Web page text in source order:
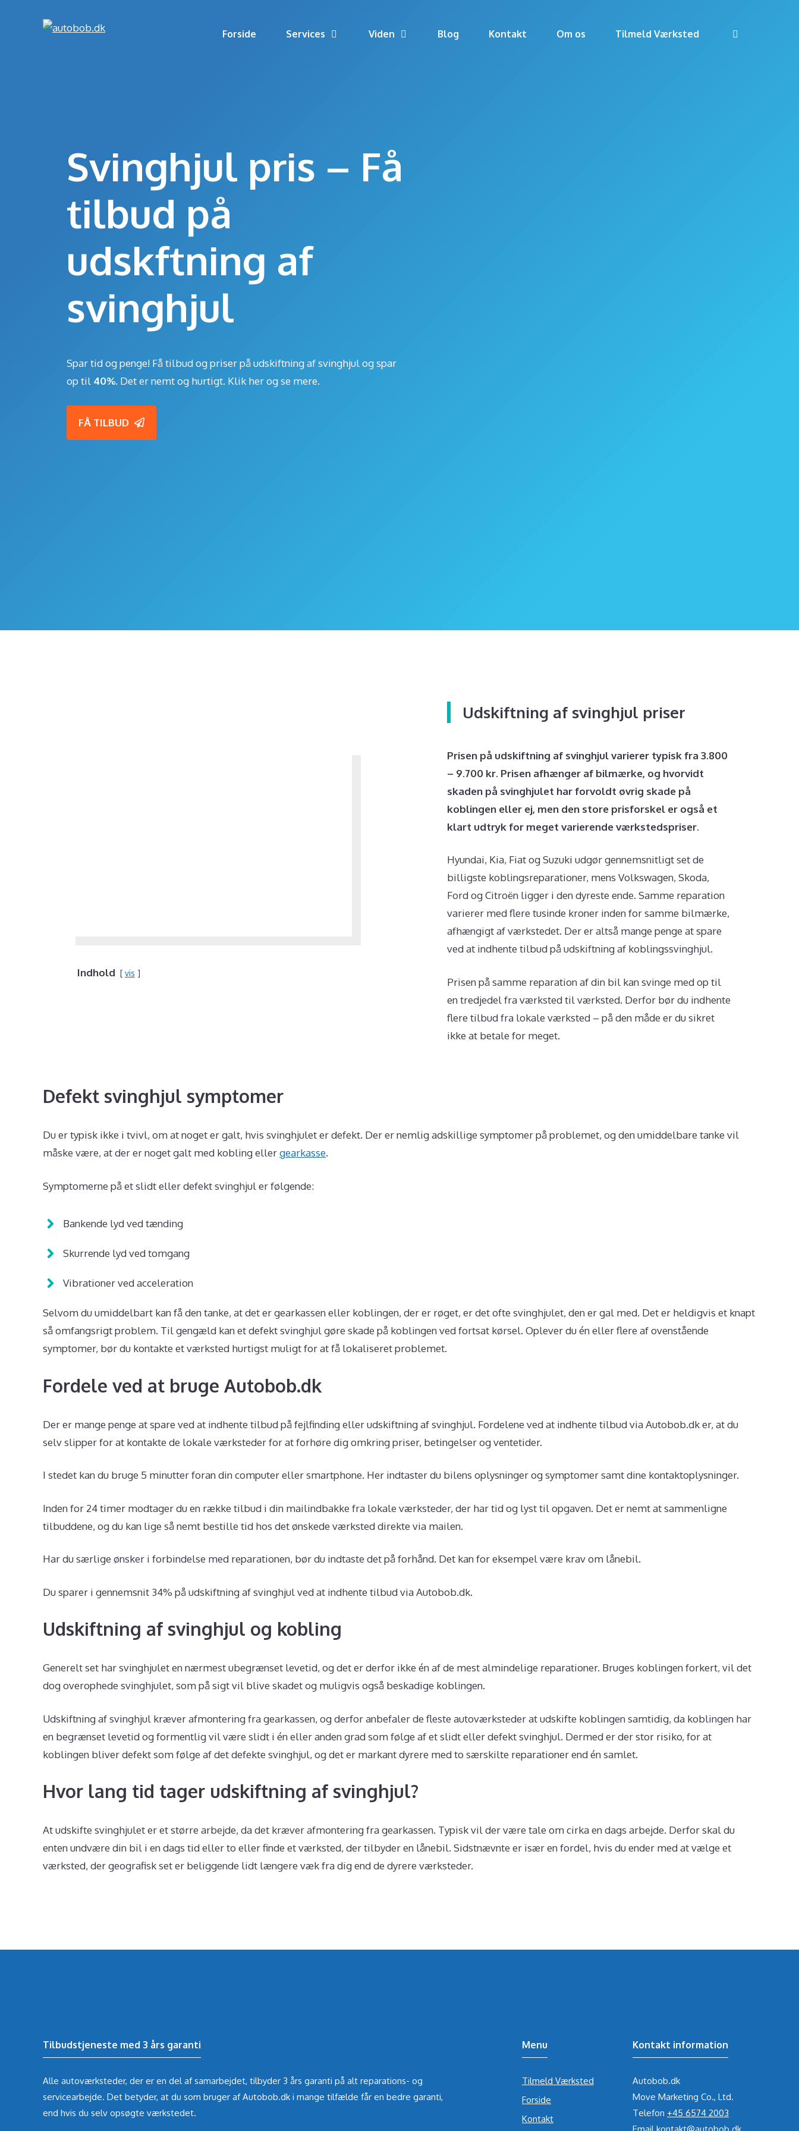
Forside Services Viden Blog Kontakt Om os Tilmeld Værksted
Svinghjul pris – Få
tilbud på
udskftning af
svinghjul
Spar tid og penge! Få tilbud og priser på udskiftning af svinghjul og spar
op til 40%. Det er nemt og hurtigt. Klik her og se mere.
FÅ TILBUD
Indhold vis
Udskiftning af svinghjul priser
Prisen på udskiftning af svinghjul varierer typisk fra 3.800
– 9.700 kr. Prisen afhænger af bilmærke, og hvorvidt
skaden på svinghjulet har forvoldt øvrig skade på
koblingen eller ej, men den store prisforskel er også et
klart udtryk for meget varierende værkstedspriser.
Hyundai, Kia, Fiat og Suzuki udgør gennemsnitligt set de
billigste koblingsreparationer, mens Volkswagen, Skoda,
Ford og Citroën ligger i den dyreste ende. Samme reparation
varierer med flere tusinde kroner inden for samme bilmærke,
afhængigt af værkstedet. Der er altså mange penge at spare
ved at indhente tilbud på udskiftning af koblingssvinghjul.
Prisen på samme reparation af din bil kan svinge med op til
en tredjedel fra værksted til værksted. Derfor bør du indhente
flere tilbud fra lokale værksted – på den måde er du sikret
ikke at betale for meget.
Defekt svinghjul symptomer
Du er typisk ikke i tvivl, om at noget er galt, hvis svinghjulet er defekt. Der er nemlig adskillige symptomer på problemet, og den umiddelbare tanke vil
måske være, at der er noget galt med kobling ellergearkasse.
Symptomerne på et slidt eller defekt svinghjul er følgende:
Bankende lyd ved tænding
Skurrende lyd ved tomgang
Vibrationer ved acceleration
Selvom du umiddelbart kan få den tanke, at det er gearkassen eller koblingen, der er røget, er det ofte svinghjulet, den er gal med. Det er heldigvis et knapt
så omfangsrigt problem. Til gengæld kan et defekt svinghjul gøre skade på koblingen ved fortsat kørsel. Oplever du én eller flere af ovenstående
symptomer, bør du kontakte et værksted hurtigst muligt for at få lokaliseret problemet.
Fordele ved at bruge Autobob.dk
Der er mange penge at spare ved at indhente tilbud på fejlfinding eller udskiftning af svinghjul. Fordelene ved at indhente tilbud via Autobob.dk er, at du
selv slipper for at kontakte de lokale værksteder for at forhøre dig omkring priser, betingelser og ventetider.
I stedet kan du bruge 5 minutter foran din computer eller smartphone. Her indtaster du bilens oplysninger og symptomer samt dine kontaktoplysninger.
Inden for 24 timer modtager du en række tilbud i din mailindbakke fra lokale værksteder, der har tid og lyst til opgaven. Det er nemt at sammenligne
tilbuddene, og du kan lige så nemt bestille tid hos det ønskede værksted direkte via mailen.
Har du særlige ønsker i forbindelse med reparationen, bør du indtaste det på forhånd. Det kan for eksempel være krav om lånebil.
Du sparer i gennemsnit 34% på udskiftning af svinghjul ved at indhente tilbud via Autobob.dk.
Udskiftning af svinghjul og kobling
Generelt set har svinghjulet en nærmest ubegrænset levetid, og det er derfor ikke én af de mest almindelige reparationer. Bruges koblingen forkert, vil det
dog overophede svinghjulet, som på sigt vil blive skadet og muligvis også beskadige koblingen.
Udskiftning af svinghjul kræver afmontering fra gearkassen, og derfor anbefaler de fleste autoværksteder at udskifte koblingen samtidig, da koblingen har
en begrænset levetid og formentlig vil være slidt i én eller anden grad som følge af et slidt eller defekt svinghjul. Dermed er der stor risiko, for at
koblingen bliver defekt som følge af det defekte svinghjul, og det er markant dyrere med to særskilte reparationer end én samlet.
Hvor lang tid tager udskiftning af svinghjul?
At udskifte svinghjulet er et større arbejde, da det kræver afmontering fra gearkassen. Typisk vil der være tale om cirka en dags arbejde. Derfor skal du
enten undvære din bil i en dags tid eller to eller finde et værksted, der tilbyder en lånebil. Sidstnævnte er især en fordel, hvis du ender med at vælge et
værksted, der geografisk set er beliggende lidt længere væk fra dig end de dyrere værksteder.
Tilbudstjeneste med 3 års garanti
Alle autoværksteder, der er en del af samarbejdet, tilbyder 3 års garanti på alt reparations- og
servicearbejde. Det betyder, at du som bruger af Autobob.dk i mange tilfælde får en bedre garanti,
end hvis du selv opsøgte værkstedet.
Menu
Tilmeld Værksted
Forside
Kontakt
Kontakt information
Autobob.dk
Move Marketing Co., Ltd.
Telefon +45 6574 2003
Email kontakt@autobob.dk